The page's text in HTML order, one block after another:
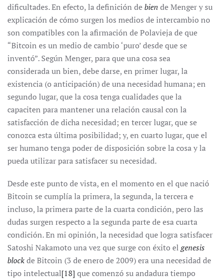
dificultades. En efecto, la definición debien de Menger y su
explicación de cómo surgen los medios de intercambio no
son compatibles con la afirmación de Polavieja de que
“Bitcoin es un medio de cambio ‘puro’ desde que se
inventó”. Según Menger, para que una cosa sea
considerada un bien, debe darse, en primer lugar, la
existencia (o anticipación) de una necesidad humana; en
segundo lugar, que la cosa tenga cualidades que la
capaciten para mantener una relación causal con la
satisfacción de dicha necesidad; en tercer lugar, que se
conozca esta última posibilidad; y, en cuarto lugar, que el
ser humano tenga poder de disposición sobre la cosa y la
pueda utilizar para satisfacer su necesidad.
Desde este punto de vista, en el momento en el que nació
Bitcoin se cumplía la primera, la segunda, la tercera e
incluso, la primera parte de la cuarta condición, pero las
dudas surgen respecto a la segunda parte de esa cuarta
condición. En mi opinión, la necesidad que logra satisfacer
Satoshi Nakamoto una vez que surge con éxito el genesis
blockde Bitcoin (3 de enero de 2009) era una necesidad de
tipo intelectual[18] que comenzó su andadura tiempo